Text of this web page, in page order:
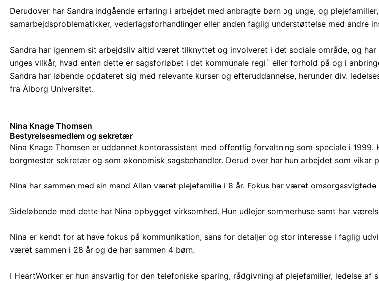
Derudover har Sandra indgående erfaring i arbejdet med anbragte børn og unge, og
samarbejdsproblematikker, vederlagsforhandlinger eller anden faglig understøttelse med andre
Sandra har igennem sit arbejdsliv altid været tilknyttet og involveret i det sociale område, og
unges vilkår, hvad enten dette er sagsforløbet i det kommunale regi` eller forhold på og i
Sandra har løbende opdateret sig med relevante kurser og efteruddannelse, herunder div.
fra Ålborg Universitet.
Nina Knage Thomsen
Bestyrelsesmedlem og sekretær
Nina Knage Thomsen er uddannet kontorassistent med offentlig forvaltning som speciale i
borgmester sekretær og som økonomisk sagsbehandler. Derud over har hun arbejdet som vikar
Nina har sammen med sin mand Allan været plejefamilie i 8 år. Fokus har været
Sideløbende med dette har Nina opbygget virksomhed. Hun udlejer sommerhuse samt har
Nina er kendt for at have fokus på kommunikation, sans for detaljer og stor interesse i faglig
været sammen i 28 år og de har sammen 4 børn.
I HeartWorker er hun ansvarlig for den telefoniske sparing, rådgivning af plejefamilier, ledelse